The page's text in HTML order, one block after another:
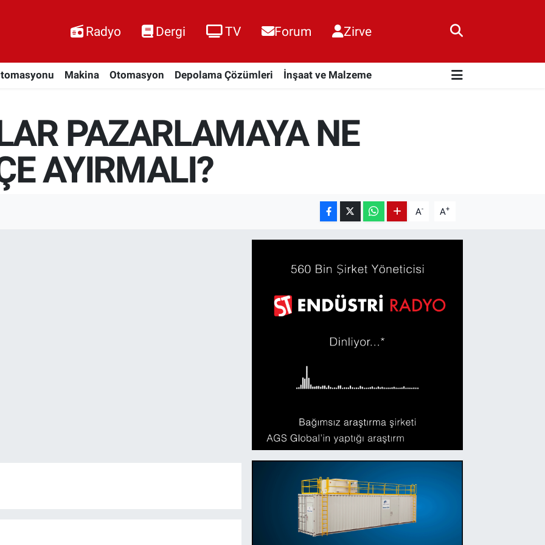
Radyo Dergi TV Forum Zirve
Makina Otomasyon Depolama Çözümleri İnşaat ve Malzeme
PAZARLAMAYA NE
AYIRMALI?
A- A+